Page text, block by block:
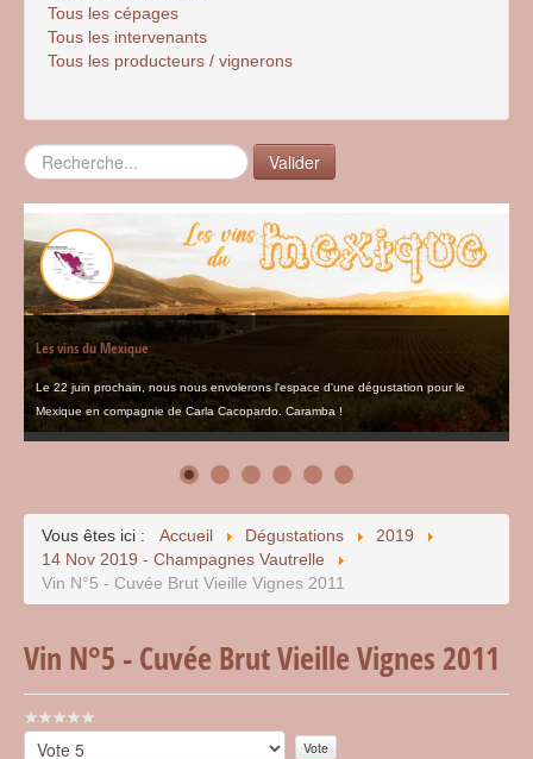
Tous les cépages
Tous les intervenants
Tous les producteurs / vignerons
Rechercher Valider
Les vins du Mexique
Le 22 juin prochain, nous nous envolerons l'espace d'une dégustation pour le
Mexique en compagnie de Carla Cacopardo. Caramba !
Vous êtes ici : Accueil Dégustations
2019
14 Nov 2019 - Champagnes Vautrelle
Vin N°5 - Cuvée Brut Vieille Vignes 2011
Vin N°5 - Cuvée Brut Vieille Vignes 2011
Vote
utilisateur:
Veuillez